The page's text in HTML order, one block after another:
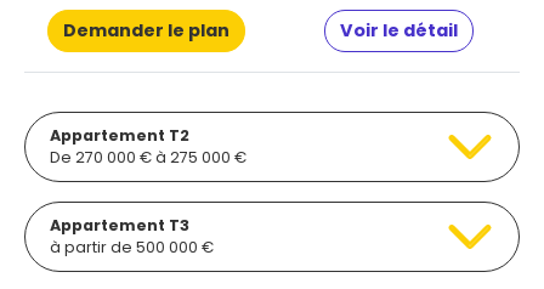
Demander le plan Voir le détail
Appartement T2
De 270 000 € à 275 000 €
Appartement T3
à partir de 500 000 €